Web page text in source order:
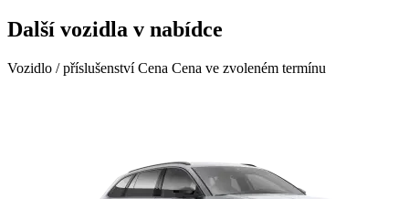
Další vozidla v nabídce
Vozidlo / příslušenstvíCena Cena ve zvoleném termínu